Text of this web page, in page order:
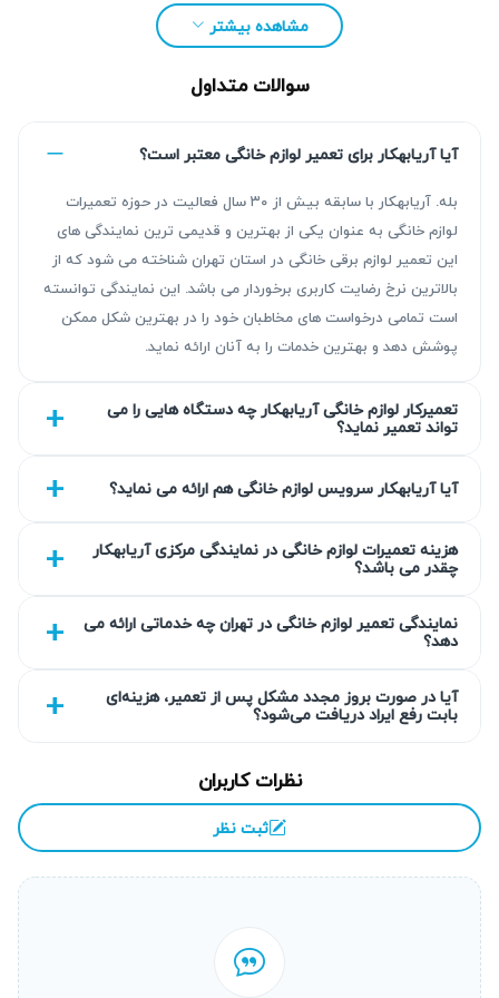
مزیت‌ آریابهکار برای تعمیر پکیج در استاد معین
آریابهکار با بیش از ۳۰ سال تجربه در زمینه تعمیر پکیج در استاد
معین، خدماتی قابل اتکا و با کیفیت ارائه می‌دهد. تعمیرات تحت
عیب‌یابی دقیق قبل از آغاز روند تعمیر از مهم‌ترین اصول کاری ما
اساس انتخاب شما، از مزیت‌های رقابتی این مجموعه به شمار
گارانتی کتبی خدمات
آریابهکار تضمین ارائه گارانتی کتبی حداقل ۹۰ روز برای تمامی
تعمیرات ارائه شده را دارد. این گارانتی به شما اطمینان می‌دهد
که در صورت بروز هرگونه مشکل مجدد در مدت زمان مشخص،
خدمات پس از تعمیر به صورت رایگان انجام خواهد شد. این
می‌دهد و آرامش خاطر مشتریان را فراهم می‌کند.
انتخاب سطح کیفی قطعه به انتخاب شما
در تعمیر پکیج در استاد معین، امکان انتخاب سطح کیفی قطعات
متناسب با نیاز و بودجه شما فراهم است. شما می‌توانید بین
قطعات اورجینال، قطعات مشابه با کیفیت بالا یا اقتصادی‌ترین
گزینه‌های موجود، گزینه مناسب خود را انتخاب کنید. تیم آریابهکار
مشاهده بیشتر
سوالات متداول
آیا آریابهکار برای تعمیر لوازم خانگی معتبر است؟
بله. آریابهکار با سابقه بیش از ۳۰ سال فعالیت در حوزه تعمیرات
لوازم خانگی به عنوان یکی از بهترین و قدیمی ترین نمایندگی های
این تعمیر لوازم برقی خانگی در استان تهران شناخته می شود که از
بالاترین نرخ رضایت کاربری برخوردار می باشد. این نمایندگی توانسته
است تمامی درخواست های مخاطبان خود را در بهترین شکل ممکن
پوشش دهد و بهترین خدمات را به آنان ارائه نماید.
تعمیرکار لوازم خانگی آریابهکار چه دستگاه هایی را می
تواند تعمیر نماید؟
آیا آریابهکار سرویس لوازم خانگی هم ارائه می نماید؟
هزینه تعمیرات لوازم خانگی در نمایندگی مرکزی آریابهکار
چقدر می باشد؟
نمایندگی تعمیر لوازم خانگی در تهران چه خدماتی ارائه می
دهد؟
آیا در صورت بروز مجدد مشکل پس از تعمیر، هزینه‌ای
بابت رفع ایراد دریافت می‌شود؟
نظرات کاربران
ثبت نظر